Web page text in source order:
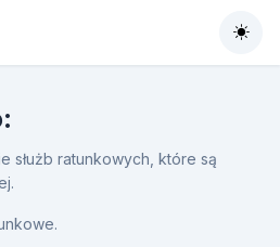
służb ratunkowych, które są